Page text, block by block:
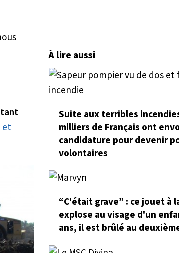
et
À lire aussi
Suite aux terribles
milliers de Français ont
candidature pour devenir
volontaires
“C'était grave” : ce jouet à
explose au visage d'un
ans, il est brûlé au